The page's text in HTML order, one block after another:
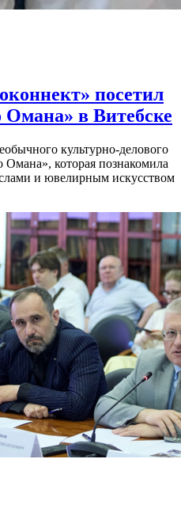
посетил
Омана» в Витебске
культурно-делового
которая познакомила
и ювелирным искусством